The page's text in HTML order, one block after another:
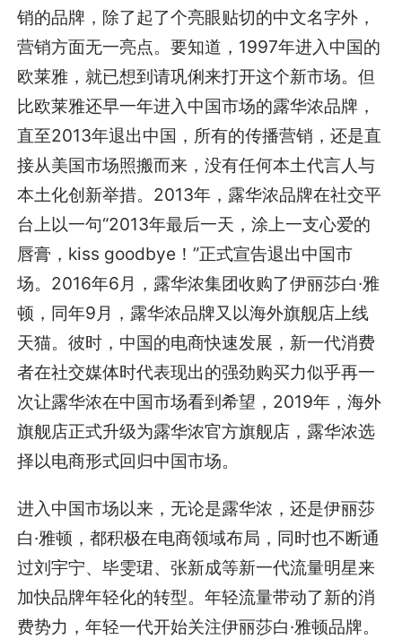
销的品牌，除了起了个亮眼贴切的中文名字外，
营销方面无一亮点。要知道，1997年进入中国的
欧莱雅，就已想到请巩俐来打开这个新市场。但
比欧莱雅还早一年进入中国市场的露华浓品牌，
直至2013年退出中国，所有的传播营销，还是直
接从美国市场照搬而来，没有任何本土代言人与
本土化创新举措。2013年，露华浓品牌在社交平
台上以一句“2013年最后一天，涂上一支心爱的
唇膏，kiss goodbye！”正式宣告退出中国市
场。2016年6月，露华浓集团收购了伊丽莎白·雅
顿，同年9月，露华浓品牌又以海外旗舰店上线
天猫。彼时，中国的电商快速发展，新一代消费
者在社交媒体时代表现出的强劲购买力似乎再一
次让露华浓在中国市场看到希望，2019年，海外
旗舰店正式升级为露华浓官方旗舰店，露华浓选
择以电商形式回归中国市场。
进入中国市场以来，无论是露华浓，还是伊丽莎
白·雅顿，都积极在电商领域布局，同时也不断通
过刘宇宁、毕雯珺、张新成等新一代流量明星来
加快品牌年轻化的转型。年轻流量带动了新的消
费势力，年轻一代开始关注伊丽莎白·雅顿品牌。